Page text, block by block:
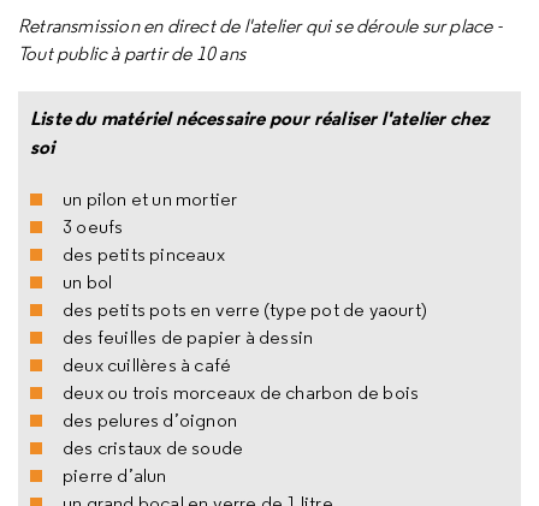
Retransmission en direct de l'atelier qui se déroule sur place -
Tout public à partir de 10 ans
Liste du matériel nécessaire pour réaliser l'atelier chez
soi
un pilon et un mortier
3 oeufs
des petits pinceaux
un bol
des petits pots en verre (type pot de yaourt)
des feuilles de papier à dessin
deux cuillères à café
deux ou trois morceaux de charbon de bois
des pelures d’oignon
des cristaux de soude
pierre d’alun